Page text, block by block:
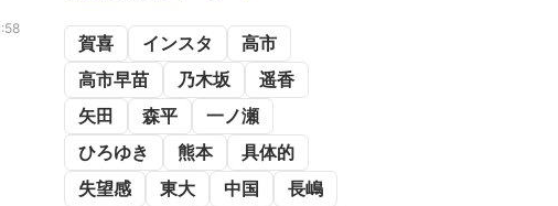
賀喜 インスタ
高市
高市早苗
乃木坂
遥香
矢田
森平
一ノ瀬
ひろゆき
熊本
具体的
失望感
東大 中国
長嶋